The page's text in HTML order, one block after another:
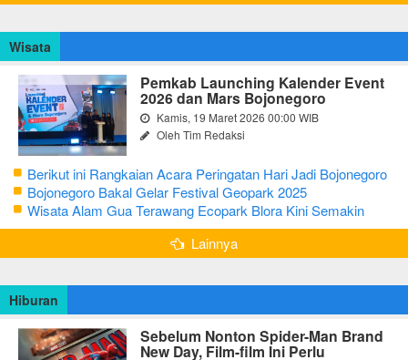
Wisata
Pemkab Launching Kalender Event
2026 dan Mars Bojonegoro
Kamis, 19 Maret 2026 00:00 WIB
Oleh Tim Redaksi
Berikut ini Rangkaian Acara Peringatan Hari Jadi Bojonegoro
Ke-348 Tahun 2025
Bojonegoro Bakal Gelar Festival Geopark 2025
Wisata Alam Gua Terawang Ecopark Blora Kini Semakin
Menarik
Lainnya
Hiburan
Sebelum Nonton Spider-Man Brand
New Day, Film-film Ini Perlu